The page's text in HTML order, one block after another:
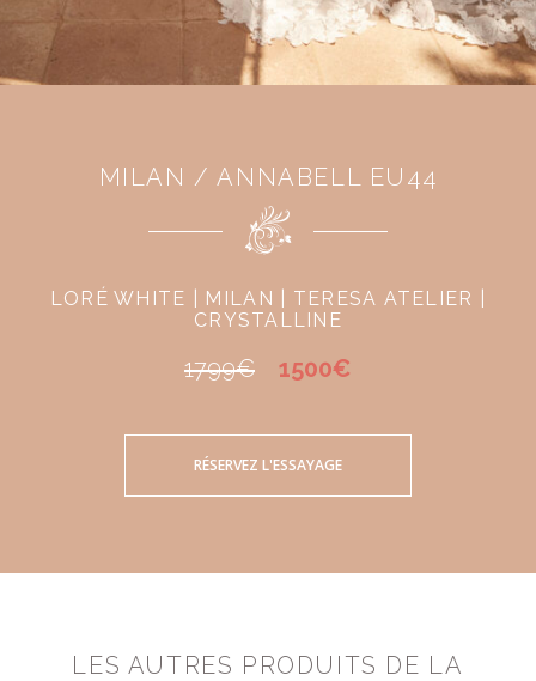
MILAN / ANNABELL EU44
LORÉ WHITE | MILAN | TERESA ATELIER |
CRYSTALLINE
1799€ 1500€
RÉSERVEZ L'ESSAYAGE
LES AUTRES PRODUITS DE LA